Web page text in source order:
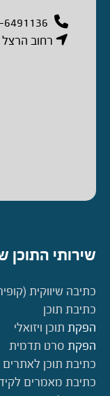
6491136
רחוב הרצל 18 כניסה א’ חדרה
שירותי התוכן
כתיבה שיווקית
כתיבת תוכן
הפקת תוכן ויזואלי
הפקת סרט תדמית
כתיבת תוכן לאתרים
כתיבת מאמרים